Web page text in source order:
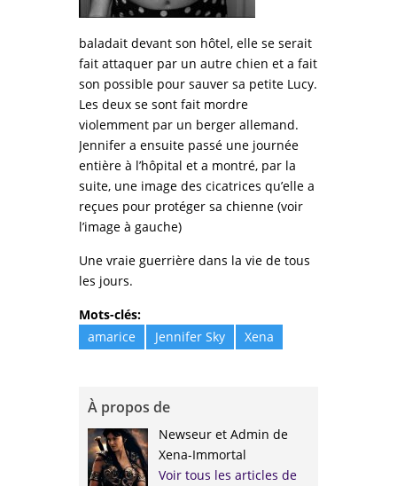
baladait devant son hôtel, elle se serait
fait attaquer par un autre chien et a fait
son possible pour sauver sa petite Lucy.
Les deux se sont fait mordre
violemment par un berger allemand.
Jennifer a ensuite passé une journée
entière à l’hôpital et a montré, par la
suite, une image des cicatrices qu’elle a
reçues pour protéger sa chienne (voir
l’image à gauche)
Une vraie guerrière dans la vie de tous
les jours.
Mots-clés:
amarice
Jennifer Sky Xena
À propos de
Newseur et Admin de
Xena-Immortal
Voir tous les articles de